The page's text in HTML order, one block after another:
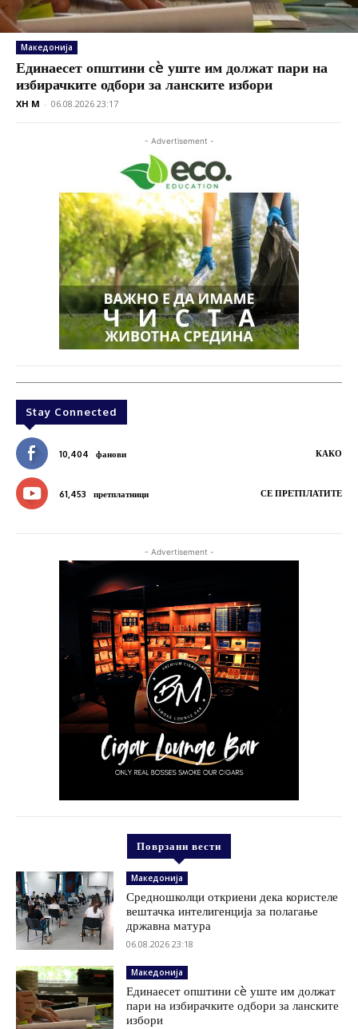
Македонија
Единаесет општини сè уште им должат пари на
избирачките одбори за ланските избори
XH M - 06.08.2026 23:17
- Advertisement -
Stay Connected
10,404 фанови КАКО
61,453 претплатници СЕ ПРЕТПЛАТИТЕ
- Advertisement -
Поврзани вести
Македонија
Средношколци откриени дека користеле
вештачка интелигенција за полагање
државна матура
06.08.2026 23:18
Македонија
Единаесет општини сè уште им должат
пари на избирачките одбори за ланските
избори